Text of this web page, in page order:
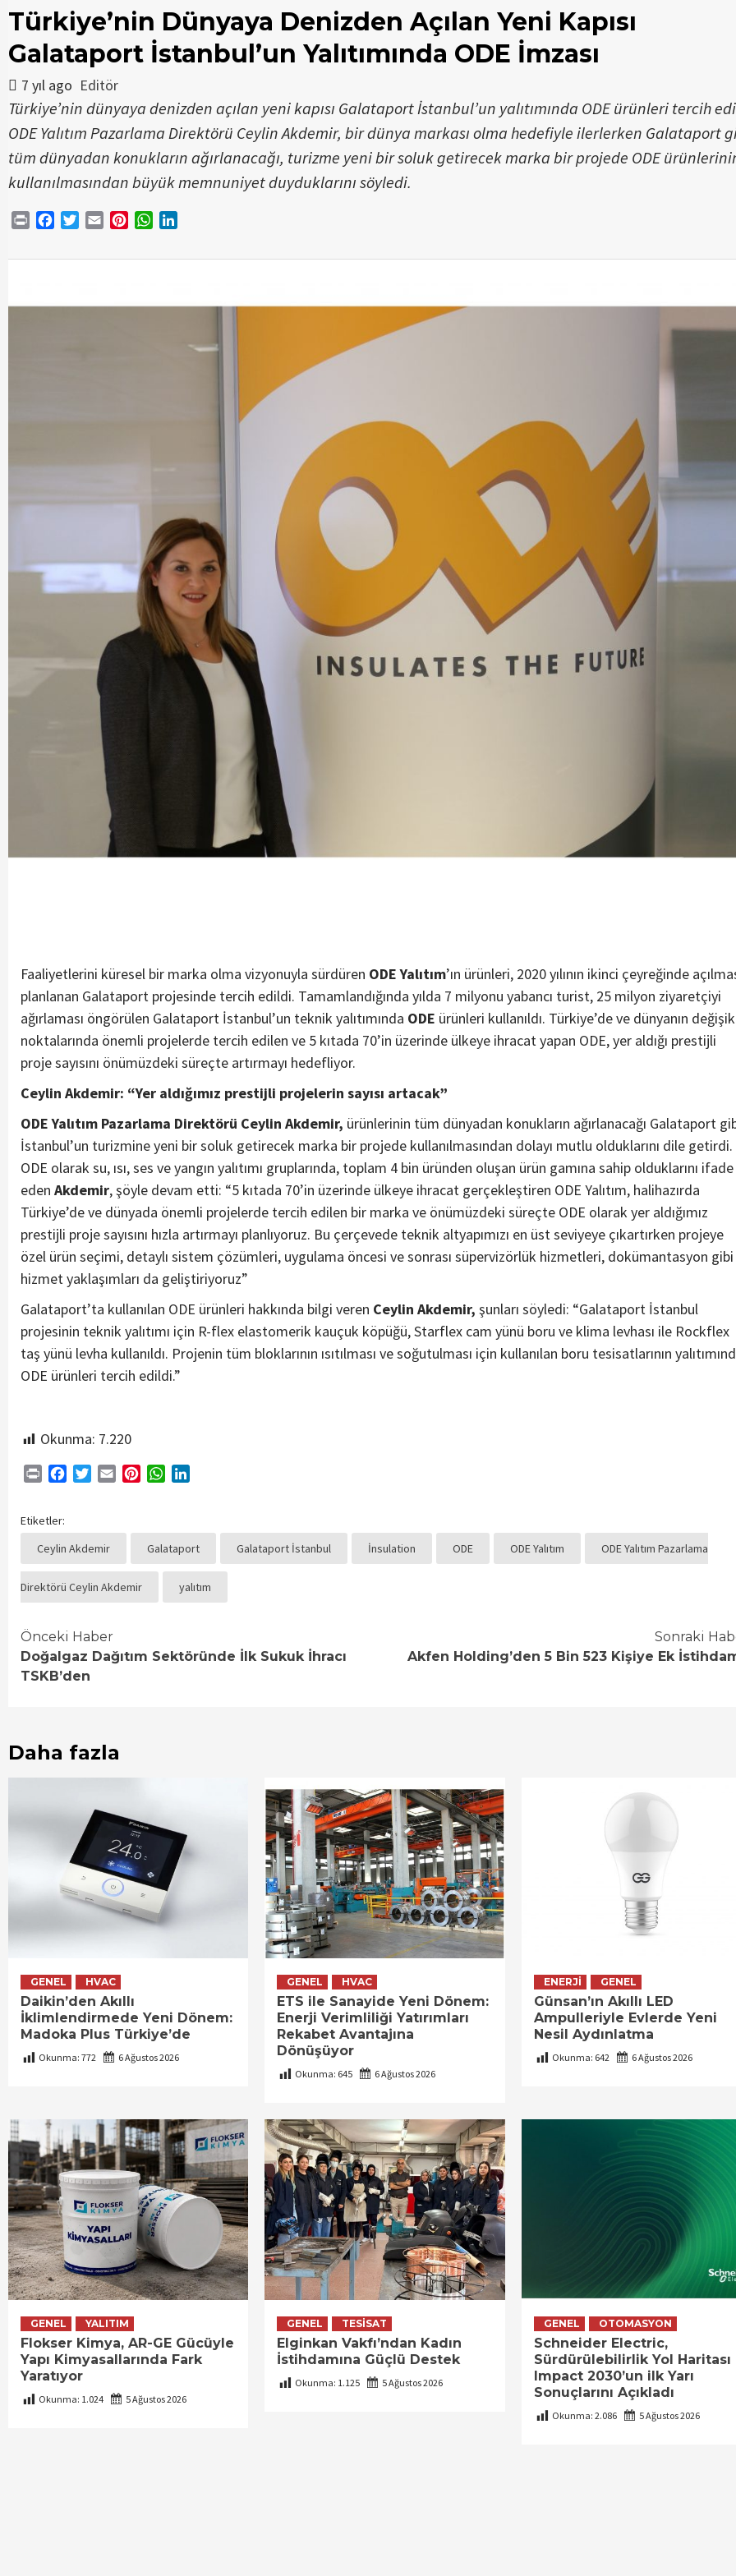
Türkiye’nin Dünyaya Denizden Açılan Yeni Kapısı
Galataport İstanbul’un Yalıtımında ODE İmzası
7 yıl ago Editör
Türkiye’nin dünyaya denizden açılan yeni kapısı Galataport İstanbul’un yalıtımında ODE ürünleri tercih
ODE Yalıtım Pazarlama Direktörü Ceylin Akdemir, bir dünya markası olma hedefiyle ilerlerken Galataport
tüm dünyadan konukların ağırlanacağı, turizme yeni bir soluk getirecek marka bir projede ODE
kullanılmasından büyük memnuniyet duyduklarını söyledi.
Print FacebookTwitterEmail PinterestWhatsApp
Faaliyetlerini küresel bir marka olma vizyonuyla sürdüren ODE Yalıtım’ın ürünleri, 2020 yılının ikinci çeyreğinde
planlanan Galataport projesinde tercih edildi. Tamamlandığında yılda 7 milyonu yabancı turist, 25 milyon ziyaretçiyi
ağırlaması öngörülen Galataport İstanbul’un teknik yalıtımında ODE ürünleri kullanıldı. Türkiye’de ve dünyanın değişik
noktalarında önemli projelerde tercih edilen ve 5 kıtada 70’in üzerinde ülkeye ihracat yapan ODE, yer aldığı prestijli
proje sayısını önümüzdeki süreçte artırmayı hedefliyor.
Ceylin Akdemir: “Yer aldığımız prestijli projelerin sayısı artacak”
ODE Yalıtım Pazarlama Direktörü Ceylin Akdemir, ürünlerinin tüm dünyadan konukların ağırlanacağı Galataport
İstanbul’un turizmine yeni bir soluk getirecek marka bir projede kullanılmasından dolayı mutlu olduklarını dile getirdi.
ODE olarak su, ısı, ses ve yangın yalıtımı gruplarında, toplam 4 bin üründen oluşan ürün gamına sahip olduklarını ifade
eden Akdemir, şöyle devam etti: “5 kıtada 70’in üzerinde ülkeye ihracat gerçekleştiren ODE Yalıtım, halihazırda
Türkiye’de ve dünyada önemli projelerde tercih edilen bir marka ve önümüzdeki süreçte ODE olarak yer aldığımız
prestijli proje sayısını hızla artırmayı planlıyoruz. Bu çerçevede teknik altyapımızı en üst seviyeye çıkartırken projeye
özel ürün seçimi, detaylı sistem çözümleri, uygulama öncesi ve sonrası süpervizörlük hizmetleri, dokümantasyon gibi
hizmet yaklaşımları da geliştiriyoruz”
Galataport’ta kullanılan ODE ürünleri hakkında bilgi veren Ceylin Akdemir, şunları söyledi: “Galataport İstanbul
projesinin teknik yalıtımı için R-flex elastomerik kauçuk köpüğü, Starflex cam yünü boru ve klima levhası ile Rockflex
taş yünü levha kullanıldı. Projenin tüm bloklarının ısıtılması ve soğutulması için kullanılan boru tesisatlarının
ODE ürünleri tercih edildi.”
Okunma: 7.220
Print FacebookTwitterEmail PinterestWhatsApp
Etiketler:
Ceylin Akdemir
Galataport Galataport İstanbul İnsulation ODE ODE Yalıtım ODE Yalıtım Pazarlama
Direktörü Ceylin Akdemir yalıtım
Continue
Reading
Önceki Haber
Doğalgaz Dağıtım Sektöründe İlk Sukuk İhracı
TSKB’den
Sonraki
Akfen Holding’den 5 Bin 523 Kişiye Ek
Daha fazla
GENEL HVAC
Daikin’den Akıllı
İklimlendirmede Yeni Dönem:
Madoka Plus Türkiye’de
Okunma: 772 6 Ağustos 2026
GENEL HVAC
ETS ile Sanayide Yeni Dönem:
Enerji Verimliliği Yatırımları
Rekabet Avantajına
Dönüşüyor
Okunma: 645 6 Ağustos 2026
ENERJI GENEL
Günsan’ın Akıllı LED
Ampulleriyle Evlerde Yeni
Nesil Aydınlatma
Okunma: 642 6 Ağustos 2026
GENEL YALITIM
Flokser Kimya, AR-GE Gücüyle
Yapı Kimyasallarında Fark
Yaratıyor
Okunma: 1.024 5 Ağustos 2026
GENEL TESISAT
Elginkan Vakfı’ndan Kadın
İstihdamına Güçlü Destek
Okunma: 1.125 5 Ağustos 2026
GENEL OTOMASYON
Schneider Electric,
Sürdürülebilirlik Yol Haritası
Impact 2030’un ilk Yarı
Sonuçlarını Açıkladı
Okunma: 2.086 5 Ağustos 2026